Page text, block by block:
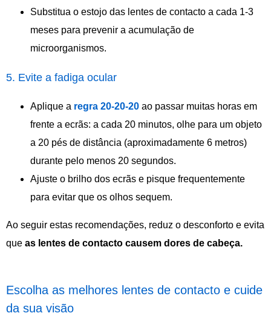
Substitua o estojo das lentes de contacto a cada 1-3
meses para prevenir a acumulação de
microorganismos.
5. Evite a fadiga ocular
Aplique a regra 20-20-20 ao passar muitas horas em
frente a ecrãs: a cada 20 minutos, olhe para um objeto
a 20 pés de distância (aproximadamente 6 metros)
durante pelo menos 20 segundos.
Ajuste o brilho dos ecrãs e pisque frequentemente
para evitar que os olhos sequem.
Ao seguir estas recomendações, reduz o desconforto e evita
que as lentes de contacto causem dores de cabeça.
Escolha as melhores lentes de contacto e cuide
da sua visão